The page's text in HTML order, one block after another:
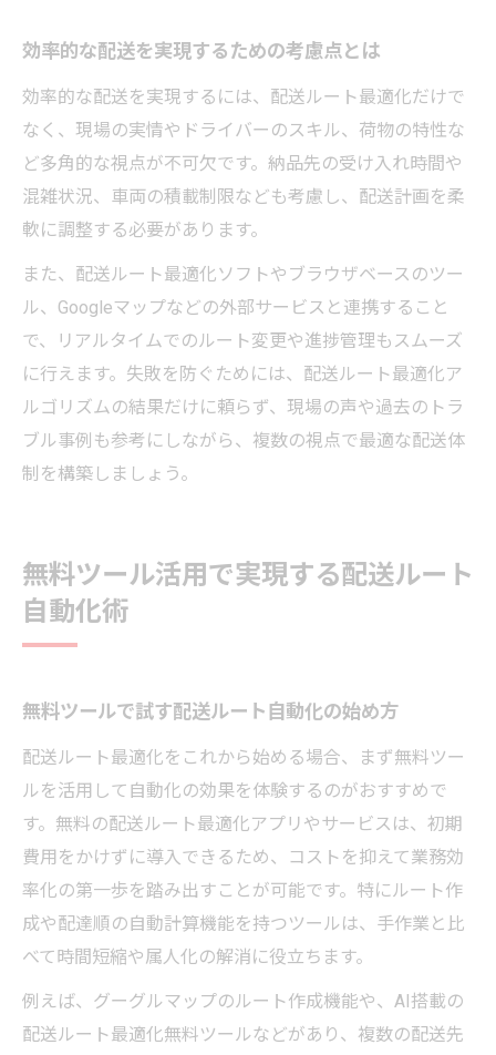
効率的な配送を実現するための考慮点とは
効率的な配送を実現するには、配送ルート最適化だけで
なく、現場の実情やドライバーのスキル、荷物の特性な
ど多角的な視点が不可欠です。納品先の受け入れ時間や
混雑状況、車両の積載制限なども考慮し、配送計画を柔
軟に調整する必要があります。
また、配送ルート最適化ソフトやブラウザベースのツー
ル、Googleマップなどの外部サービスと連携すること
で、リアルタイムでのルート変更や進捗管理もスムーズ
に行えます。失敗を防ぐためには、配送ルート最適化ア
ルゴリズムの結果だけに頼らず、現場の声や過去のトラ
ブル事例も参考にしながら、複数の視点で最適な配送体
制を構築しましょう。
無料ツール活用で実現する配送ルート
自動化術
無料ツールで試す配送ルート自動化の始め方
配送ルート最適化をこれから始める場合、まず無料ツー
ルを活用して自動化の効果を体験するのがおすすめで
す。無料の配送ルート最適化アプリやサービスは、初期
費用をかけずに導入できるため、コストを抑えて業務効
率化の第一歩を踏み出すことが可能です。特にルート作
成や配達順の自動計算機能を持つツールは、手作業と比
べて時間短縮や属人化の解消に役立ちます。
例えば、グーグルマップのルート作成機能や、AI搭載の
配送ルート最適化無料ツールなどがあり、複数の配送先